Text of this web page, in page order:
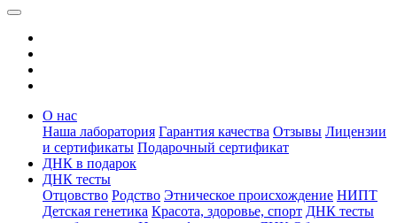
О нас
Наша лаборатория Гарантия качества Отзывы Лицензии
и сертификаты Подарочный сертификат
ДНК в подарок
ДНК тесты
Отцовство Родство Этническое происхождение НИПТ
Детская генетика Красота, здоровье, спорт ДНК тесты